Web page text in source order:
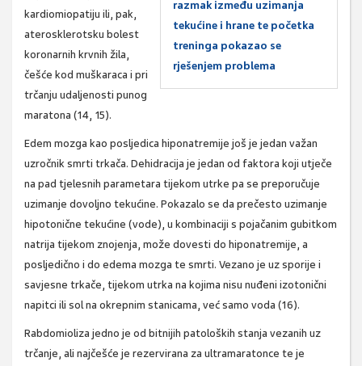
razmak između uzimanja
tekućine i hrane te početka
treninga pokazao se
rješenjem problema
kardiomiopatiju ili, pak,
aterosklerotsku bolest
koronarnih krvnih žila,
češće kod muškaraca i pri
trčanju udaljenosti punog
maratona (14, 15).
Edem mozga kao posljedica hiponatremije još je jedan važan
uzročnik smrti trkača. Dehidracija je jedan od faktora koji utječe
na pad tjelesnih parametara tijekom utrke pa se preporučuje
uzimanje dovoljno tekućine. Pokazalo se da prečesto uzimanje
hipotonične tekućine (vode), u kombinaciji s pojačanim gubitkom
natrija tijekom znojenja, može dovesti do hiponatremije, a
posljedično i do edema mozga te smrti. Vezano je uz sporije i
savjesne trkače, tijekom utrka na kojima nisu nuđeni izotonični
napitci ili sol na okrepnim stanicama, već samo voda (16).
Rabdomioliza jedno je od bitnijih patoloških stanja vezanih uz
trčanje, ali najčešće je rezervirana za ultramaratonce te je